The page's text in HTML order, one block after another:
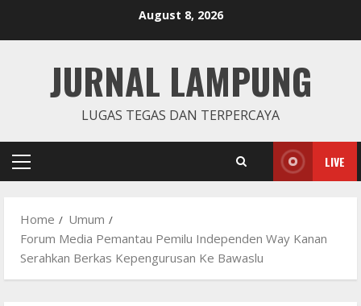
August 8, 2026
JURNAL LAMPUNG
LUGAS TEGAS DAN TERPERCAYA
Primary
LIVE
Home
Umum
Forum Media Pemantau Pemilu Independen Way Kanan
Serahkan Berkas Kepengurusan Ke Bawaslu